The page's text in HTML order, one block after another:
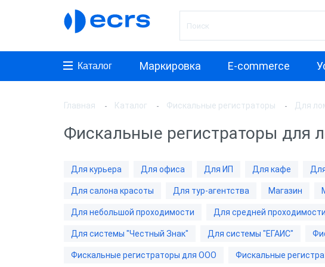
Каталог Маркировка E-commerce
Производитель
АТОЛ
ЭВОТОР
Дримкас
POSCenter
Главная Каталог Фискальные регистраторы Для
Фискальные регистраторы для
Для курьера Для офиса Для ИП Для кафе
Для салона красоты Для тур-агентства Магазин
Для небольшой проходимости Для средней проходимости
Для системы "Честный Знак" Для системы "ЕГАИС"
Фискальные регистраторы для ООО Фискальные